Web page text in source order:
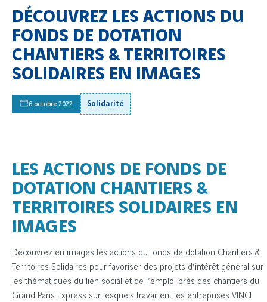
DÉCOUVREZ LES ACTIONS DU
FONDS DE DOTATION
CHANTIERS & TERRITOIRES
SOLIDAIRES EN IMAGES
6 octobre 2022 Solidarité
LES ACTIONS DE FONDS DE
DOTATION CHANTIERS &
TERRITOIRES SOLIDAIRES EN
IMAGES
Découvrez en images les actions du fonds de dotation Chantiers &
Territoires Solidaires pour favoriser des projets d’intérêt général sur
les thématiques du lien social et de l’emploi près des chantiers du
Grand Paris Express sur lesquels travaillent les entreprises VINCI.